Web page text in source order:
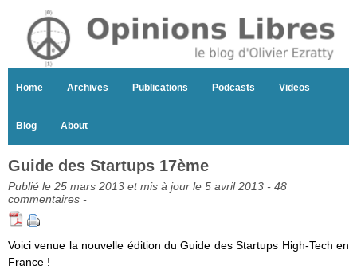
Home Archives Publications Podcasts Videos
Blog About
Guide des Startups 17ème
Publié le 25 mars 2013 et mis à jour le 5 avril 2013 - 48
commentaires -
Voici venue la nouvelle édition du Guide des Startups High-Tech en
France !